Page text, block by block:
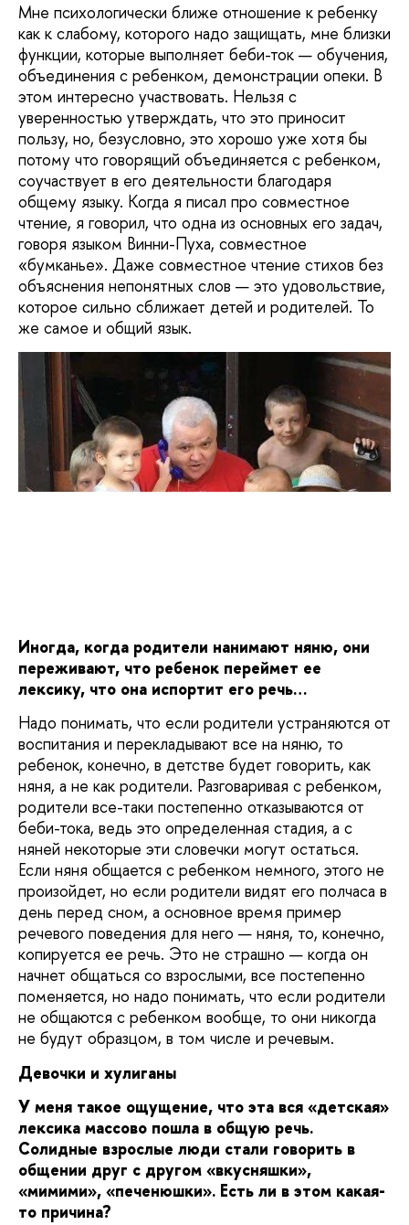
Мне психологически ближе отношение к ребенку
как к слабому, которого надо защищать, мне близки
функции, которые выполняет беби-ток — обучения,
объединения с ребенком, демонстрации опеки. В
этом интересно участвовать. Нельзя с
уверенностью утверждать, что это приносит
пользу, но, безусловно, это хорошо уже хотя бы
потому что говорящий объединяется с ребенком,
соучаствует в его деятельности благодаря
общему языку. Когда я писал про совместное
чтение, я говорил, что одна из основных его задач,
говоря языком Винни-Пуха, совместное
«бумканье». Даже совместное чтение стихов без
объяснения непонятных слов — это удовольствие,
которое сильно сближает детей и родителей. То
же самое и общий язык.
Иногда, когда родители нанимают няню, они
переживают, что ребенок переймет ее
лексику, что она испортит его речь…
Надо понимать, что если родители устраняются от
воспитания и перекладывают все на няню, то
ребенок, конечно, в детстве будет говорить, как
няня, а не как родители. Разговаривая с ребенком,
родители все-таки постепенно отказываются от
беби-тока, ведь это определенная стадия, а с
няней некоторые эти словечки могут остаться.
Если няня общается с ребенком немного, этого не
произойдет, но если родители видят его полчаса в
день перед сном, а основное время пример
речевого поведения для него — няня, то, конечно,
копируется ее речь. Это не страшно — когда он
начнет общаться со взрослыми, все постепенно
поменяется, но надо понимать, что если родители
не общаются с ребенком вообще, то они никогда
не будут образцом, в том числе и речевым.
Девочки и хулиганы
У меня такое ощущение, что эта вся «детская»
лексика массово пошла в общую речь.
Солидные взрослые люди стали говорить в
общении друг с другом «вкусняшки»,
«мимими», «печенюшки». Есть ли в этом какая-
то причина?